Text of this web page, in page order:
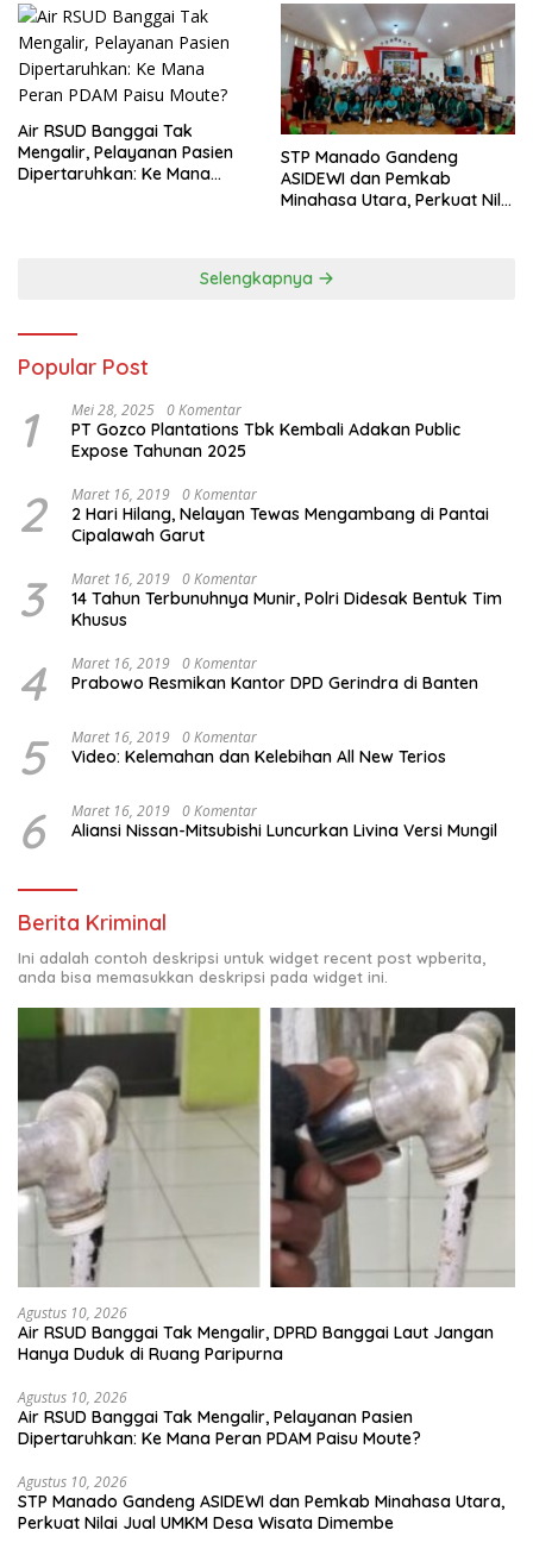
Air RSUD Banggai Tak
Mengalir, Pelayanan Pasien
Dipertaruhkan: Ke Mana
‎STP Manado Gandeng
ASIDEWI dan Pemkab
Minahasa Utara, Perkuat Nilai
Selengkapnya
Popular Post
1 Mei 28, 2025 0 Komentar
PT Gozco Plantations Tbk Kembali Adakan Public
Expose Tahunan 2025
2 Maret 16, 2019 0 Komentar
2 Hari Hilang, Nelayan Tewas Mengambang di Pantai
Cipalawah Garut
3 Maret 16, 2019 0 Komentar
14 Tahun Terbunuhnya Munir, Polri Didesak Bentuk Tim
Khusus
4 Maret 16, 2019 0 Komentar
Prabowo Resmikan Kantor DPD Gerindra di Banten
5 Maret 16, 2019 0 Komentar
Video: Kelemahan dan Kelebihan All New Terios
6 Maret 16, 2019 0 Komentar
Aliansi Nissan-Mitsubishi Luncurkan Livina Versi Mungil
Berita Kriminal
Ini adalah contoh deskripsi untuk widget recent post wpberita,
anda bisa memasukkan deskripsi pada widget ini.
Agustus 10, 2026
Air RSUD Banggai Tak Mengalir, DPRD Banggai Laut Jangan
Hanya Duduk di Ruang Paripurna
Agustus 10, 2026
Air RSUD Banggai Tak Mengalir, Pelayanan Pasien
Dipertaruhkan: Ke Mana Peran PDAM Paisu Moute?
Agustus 10, 2026
‎STP Manado Gandeng ASIDEWI dan Pemkab Minahasa Utara,
Perkuat Nilai Jual UMKM Desa Wisata Dimembe